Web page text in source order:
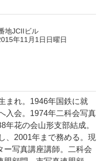
地JCIIビル
年11月1日日曜日
まれ。1946年国鉄に就
入会。1974年二科会写真
年花の会山形支部結成。
、2001年まで務める。現
ー写真講座講師。二科会